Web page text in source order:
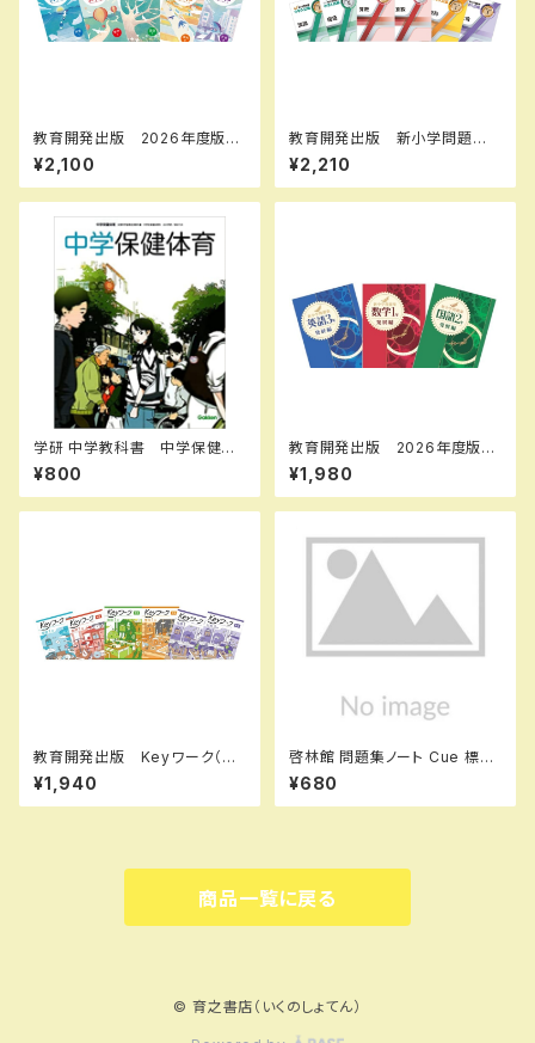
教育開発出版 2026年度版
マイクリア数学 中1～3 各学
年（選択ください） 問題集本体
と別冊解答つき 新品完全セッ
¥2,100
教育開発出版 新小学問題
集 中学入試編 算数 Ⅰ，
Ⅱ，Ⅲ 2026年度版 各学年
（選択ください） 問題集本体と
¥2,210
学研 中学教科書 中学保健体
育 ［教番：保体704］ 新品
ISBN：9784904811764 IS
BN-10：4904811763 SKU：
¥800
教育開発出版 2026年度版
新中学問題集 国語 中1～3
発展編 各学年（選択くださ
い） 新品完全セット
¥1,980
教育開発出版 Keyワーク（キ
ーワーク） 理科 中1～3（ご
選択ください） 2026年度版
新品完全セット
¥1,940
啓林館 問題集ノート Cue 標
準〜応用編 数学Ⅰ 集合と命
題・図形と計量 新品 問題集
本体のみ 別冊解答なし ISB
0096905
¥680
商品一覧に戻る
© 育之書店（いくのしょてん）